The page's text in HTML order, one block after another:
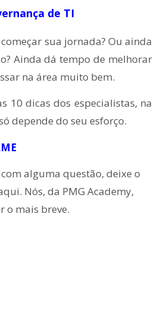
de TI
sua jornada? Ou ainda
Ainda dá tempo de melhorar
na área muito bem.
10 dicas dos especialistas, na
depende do seu esforço.
com alguma questão, deixe o
Nós, da PMG Academy,
o mais breve.